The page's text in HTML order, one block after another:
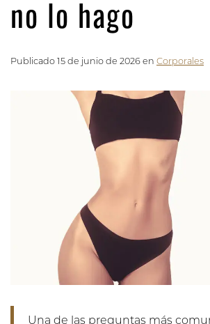
no lo hago
Publicado 15 de junio de 2026 en Corporales
Una de las preguntas más